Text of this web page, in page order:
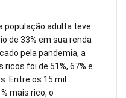
população adulta teve
de 33% em sua renda
pela pandemia, a
foi de 51%, 67% e
Entre os 15 mil
mais rico, o